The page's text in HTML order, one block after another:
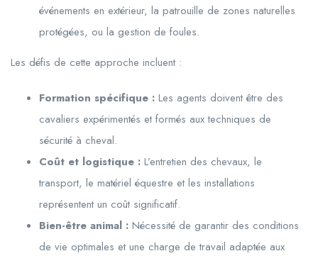
événements en extérieur, la patrouille de zones naturelles
protégées, ou la gestion de foules.
Les défis de cette approche incluent :
Formation spécifique : Les agents doivent être des
cavaliers expérimentés et formés aux techniques de
sécurité à cheval.
Coût et logistique : L’entretien des chevaux, le
transport, le matériel équestre et les installations
représentent un coût significatif.
Bien-être animal : Nécessité de garantir des conditions
de vie optimales et une charge de travail adaptée aux